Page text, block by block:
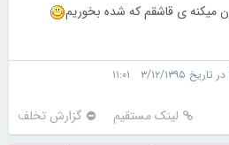
میکنه ی قاشقم که شده بخوریم
لینک مستقیم گزارش تخلف